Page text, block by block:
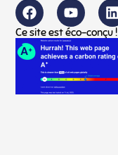
Ce site est éco-conçu !